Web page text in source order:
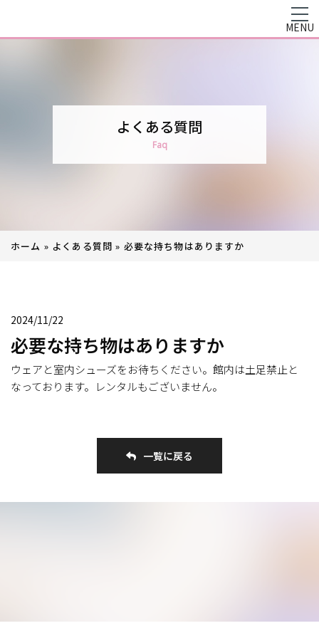
MENU
よくある質問
Faq
ホーム » よくある質問 » 必要な持ち物はありますか
2024/11/22
必要な持ち物はありますか
ウェアと室内シューズをお待ちください。館内は土足禁止と
なっております。レンタルもございません。
一覧に戻る